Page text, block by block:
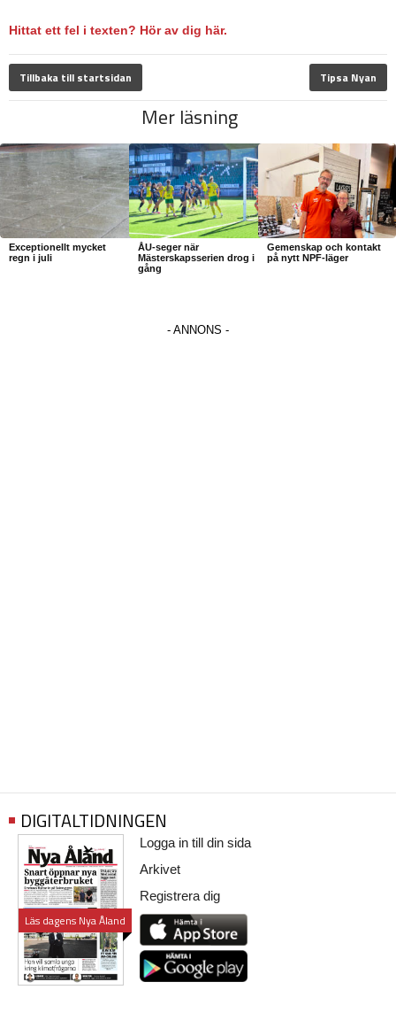
Hittat ett fel i texten? Hör av dig här.
Tillbaka till startsidan Tipsa Nyan
Mer läsning
Exceptionellt mycket
regn i juli
ÅU-seger när
Mästerskapsserien drog i
gång
Gemenskap och kontakt
på nytt NPF-läger
DIGITALTIDNINGEN
Läs dagens Nya Åland
Logga in till din sida
Arkivet
Registrera dig